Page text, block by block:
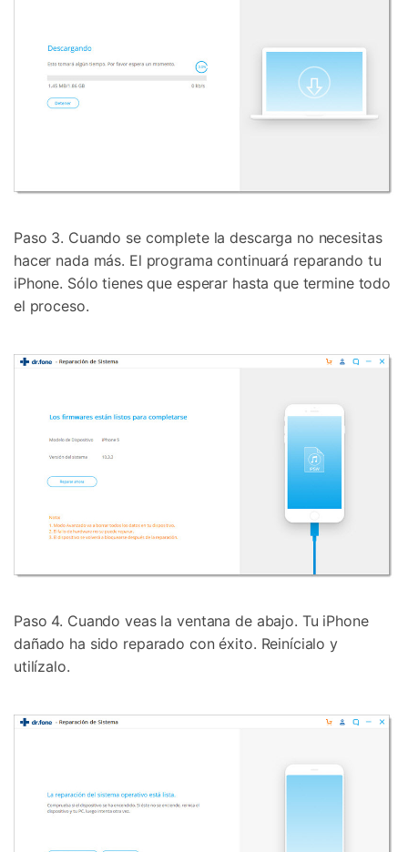
Paso 3. Cuando se complete la descarga no necesitas
hacer nada más. El programa continuará reparando tu
iPhone. Sólo tienes que esperar hasta que termine todo
el proceso.
Paso 4. Cuando veas la ventana de abajo. Tu iPhone
dañado ha sido reparado con éxito. Reinícialo y
utilízalo.
Controla tu teléfono con Dr.Fone
+50M usuarios y +17 años de confianza
Recupera y transfiere datos fácilmente
Abrir App Prueba Online